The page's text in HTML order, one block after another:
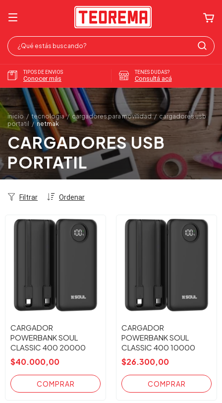
TIPOS DE ENVIOS
Conocer más
TENES DUDAS?
Consultá acá
inicio / tecnologia / cargadores para movilidad / cargadores usb
portatil
/ netmak
CARGADORES USB
PORTATIL
Ordenar
Filtrar
CARGADOR
POWERBANK SOUL
CLASSIC 400 20000
mAh NEGRO
$40.000,00
CARGADOR
POWERBANK SOUL
CLASSIC 400 10000
mAh NEGRO
$26.300,00